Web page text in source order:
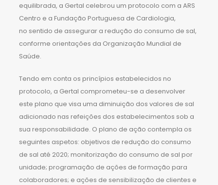
equilibrada, a Gertal celebrou um protocolo com a ARS
Centro e a Fundação Portuguesa de Cardiologia,
no sentido de assegurar a redução do consumo de sal,
conforme orientações da Organização Mundial de
Saúde.
Tendo em conta os princípios estabelecidos no
protocolo, a Gertal comprometeu-se a desenvolver
este plano que visa uma diminuição dos valores de sal
adicionado nas refeições dos estabelecimentos sob a
sua responsabilidade. O plano de ação contempla os
seguintes aspetos: objetivos de redução do consumo
de sal até 2020; monitorização do consumo de sal por
unidade; programação de ações de formação para
colaboradores; e ações de sensibilização de clientes e